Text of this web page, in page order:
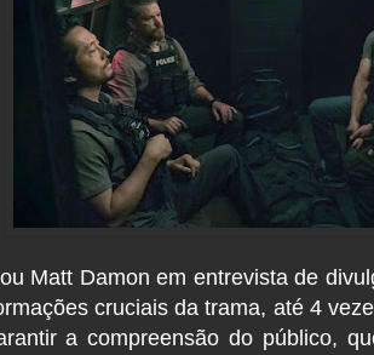
Matt Damon em entrevista de
cruciais da trama, até 4
a compreensão do público,